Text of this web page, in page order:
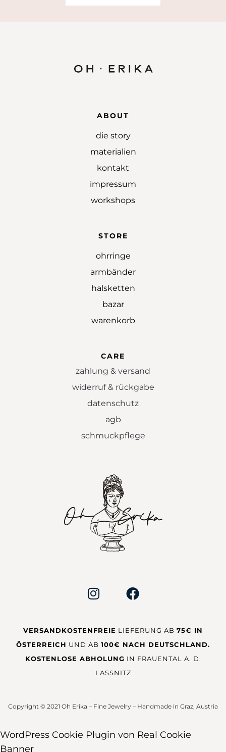
ABOUT
die story
materialien
kontakt
impressum
workshops
STORE
ohrringe
armbänder
halsketten
bazar
warenkorb
CARE
zahlung & versand
widerruf & rückgabe
datenschutz
agb
schmuckpflege
VERSANDKOSTENFREIE LIEFERUNG AB 75€ IN
ÖSTERREICH UND AB 100€ NACH DEUTSCHLAND.
KOSTENLOSE ABHOLUNG IN FRAUENTAL A. D.
LASSNITZ
Copyright © 2021 Oh Erika – Fine Jewelry – Handmade in Graz, Austria
WordPress Cookie Plugin von Real Cookie
Banner